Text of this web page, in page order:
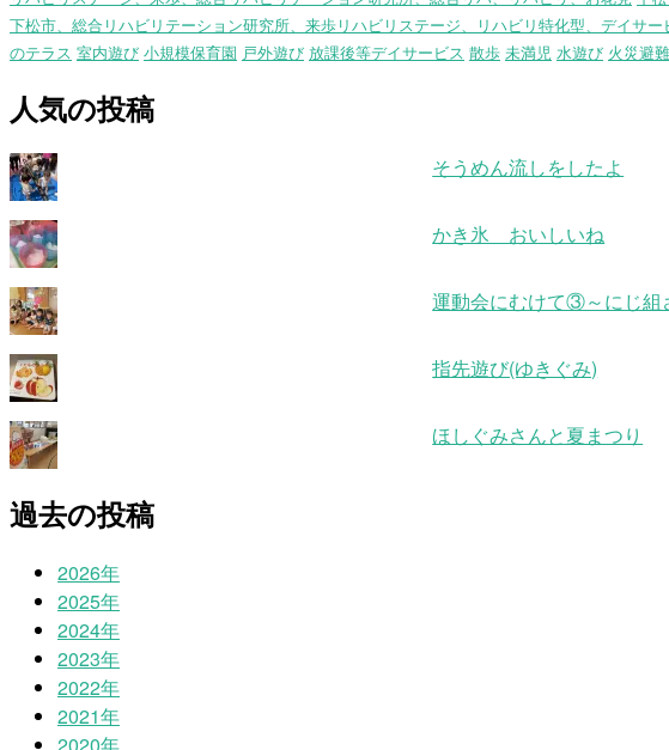
下松市、総合リハビリテーション研究所、来歩リハビリステージ、リハビリ特化型、デイサ
のテラス 室内遊び 小規模保育園 戸外遊び 放課後等デイサービス 散歩 未満児 水遊び 火災避
人気の投稿
そうめん流しをしたよ
かき氷 おいしいね
運動会にむけて③～にじ組
指先遊び(ゆきぐみ)
ほしぐみさんと夏まつり
過去の投稿
2026年
2025年
2024年
2023年
2022年
2021年